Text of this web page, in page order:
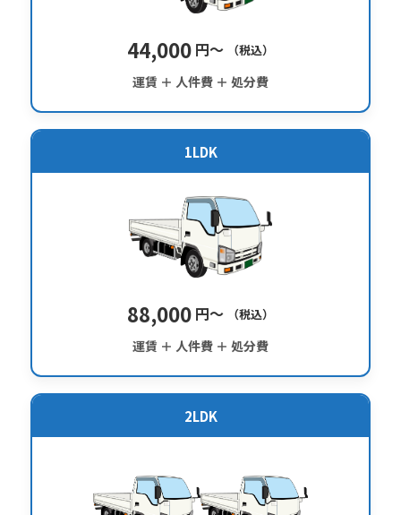
44,000 円〜 （税込）
運賃 ＋ 人件費 ＋ 処分費
1LDK
88,000 円〜 （税込）
運賃 ＋ 人件費 ＋ 処分費
2LDK